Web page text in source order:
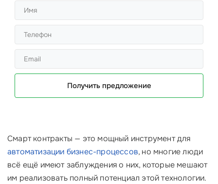
Получить предложение
Смарт контракты — это мощный инструмент для
автоматизации бизнес-процессов, но многие люди
всё ещё имеют заблуждения о них, которые мешают
им реализовать полный потенциал этой технологии.